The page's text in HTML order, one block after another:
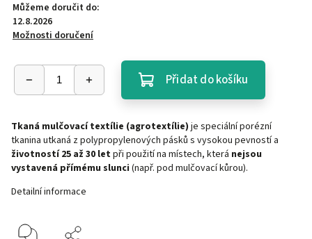
Můžeme doručit do:
12.8.2026
Možnosti doručení
Přidat do košíku
Tkaná mulčovací textílie (agrotextílie) je speciální porézní
tkanina utkaná z polypropylenových pásků s vysokou pevností a
životností 25 až 30 letpři použití na místech, která nejsou
vystavená přímému slunci (např. pod mulčovací kůrou).
Detailní informace